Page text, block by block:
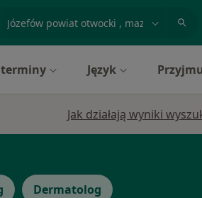
miasto lub dzielnica
terminy Język
Jak działają wyniki
Dermatolog